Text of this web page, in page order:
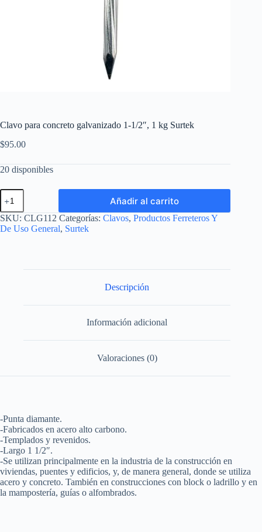
Clavo para concreto galvanizado 1-1/2″, 1 kg Surtek
$95.00
20 disponibles
Clavo
para
concreto
galvanizado
1-
Añadir al carrito
SKU: CLG112 Categorías: Clavos, Productos Ferreteros Y
De Uso General, Surtek
Descripción
Información adicional
Valoraciones (0)
-Punta diamante.
-Fabricados en acero alto carbono.
-Templados y revenidos.
-Largo 1 1/2″.
-Se utilizan principalmente en la industria de la construcción en
viviendas, puentes y edificios, y, de manera general, donde se utiliza
acero y concreto. También en construcciones con block o ladrillo y en
la mampostería, guías o alfombrados.